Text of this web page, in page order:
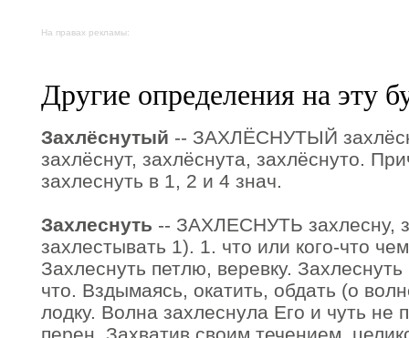
На правах рекламы:
Другие определения на эту
Захлёснутый -- ЗАХЛЁСНУТЫЙ
захлёснут, захлёснута, захлёснуто.
захлеснуть в 1, 2 и 4 знач.
Захлеснуть -- ЗАХЛЕСНУТЬ захлесну,
захлестывать 1). 1. что или кого-что
Захлеснуть петлю, веревку. Захлеснуть
что. Вздымаясь, окатить, обдать (о
лодку. Волна захлеснула Его и чуть не